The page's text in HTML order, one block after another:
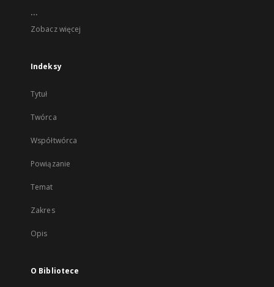
...
Zobacz więcej
Indeksy
Tytuł
Twórca
Współtwórca
Powiązanie
Temat
Zakres
Opis
O Bibliotece